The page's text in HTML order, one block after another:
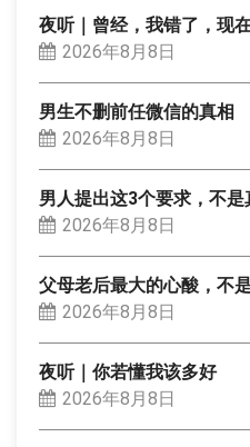
夜听｜曾经，我错了，现
2026年8月8日
男生不删前任微信的真相
2026年8月8日
男人提出这3个要求，不
2026年8月8日
父母老后最大的心酸，不
2026年8月8日
夜听｜你若懂我该多好
2026年8月8日